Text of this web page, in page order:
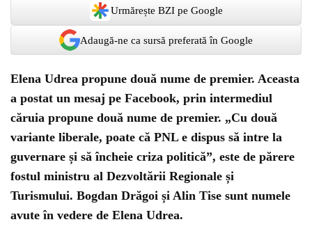
Urmărește BZI pe Google
Adaugă-ne ca sursă preferată în Google
Elena Udrea propune două nume de premier. Aceasta
a postat un mesaj pe Facebook, prin intermediul
căruia propune două nume de premier. „Cu două
variante liberale, poate că PNL e dispus să intre la
guvernare și să încheie criza politică”, este de părere
fostul ministru al Dezvoltării Regionale și
Turismului. Bogdan Drăgoi și Alin Tise sunt numele
avute în vedere de Elena Udrea.